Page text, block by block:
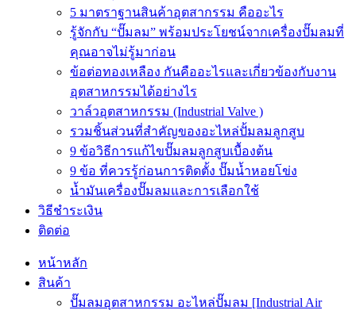
5 มาตราฐานสินค้าอุตสากรรม คืออะไร
รู้จักกับ “ปั๊มลม” พร้อมประโยชน์จากเครื่องปั๊มลมที่
คุณอาจไม่รู้มาก่อน
ข้อต่อทองเหลือง กันคืออะไรและเกี่ยวข้องกับงาน
อุตสาหกรรมได้อย่างไร
วาล์วอุตสาหกรรม (Industrial Valve )
รวมชิ้นส่วนที่สำคัญของอะไหล่ปั้มลมลูกสูบ
9 ข้อวิธีการแก้ไขปั๊มลมลูกสูบเบื้องต้น
9 ข้อ ที่ควรรู้ก่อนการติดตั้ง ปั๊มน้ำหอยโข่ง
น้ำมันเครื่องปั๊มลมและการเลือกใช้
วิธีชำระเงิน
ติดต่อ
หน้าหลัก
สินค้า
ปั๊มลมอุตสาหกรรม อะไหล่ปั๊มลม [Industrial Air